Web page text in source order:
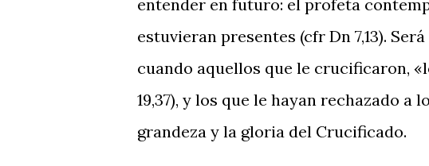
entender en futuro: el profeta
estuvieran presentes (cfr Dn 7,13).
cuando aquellos que le crucificaron,
19,37), y los que le hayan rechazado
grandeza y la gloria del Crucificado.